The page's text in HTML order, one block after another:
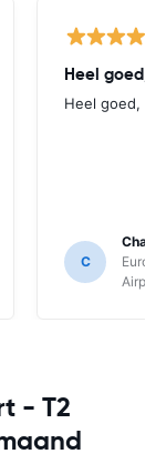
Heel goed,
Heel goed,
C
- T2